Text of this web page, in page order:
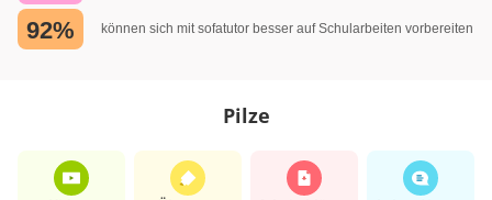
92% können sich mit sofatutor besser auf Schularbeiten vorbereiten
Pilze